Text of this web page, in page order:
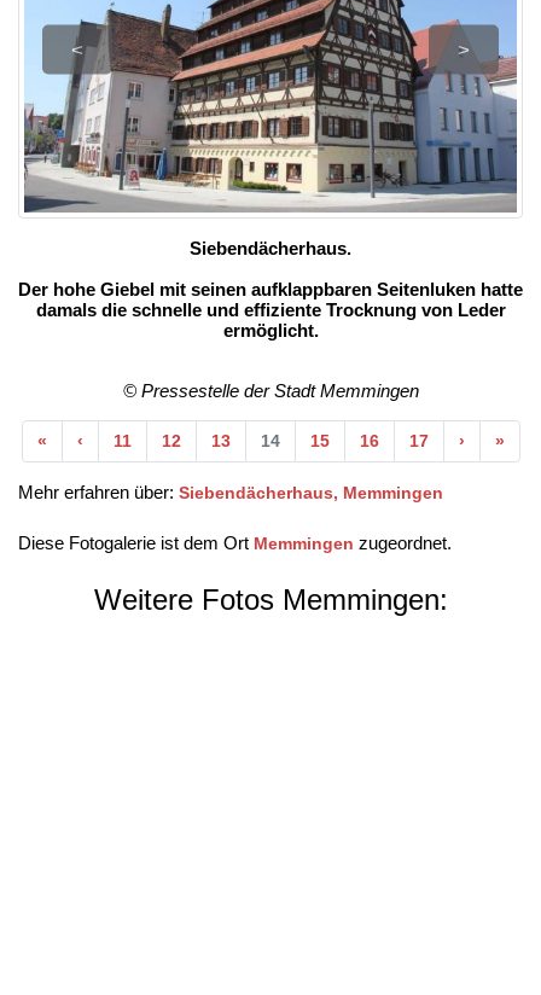
< >
Siebendächerhaus.
Der hohe Giebel mit seinen aufklappbaren Seitenluken hatte
damals die schnelle und effiziente Trocknung von Leder
ermöglicht.
© Pressestelle der Stadt Memmingen
«Anfang
‹Vorherige
11 12 13 14 15 16 17 ›Nächste
»
Mehr erfahren über: Siebendächerhaus, Memmingen
Diese Fotogalerie ist dem Ort Memmingen zugeordnet.
Weitere Fotos Memmingen: